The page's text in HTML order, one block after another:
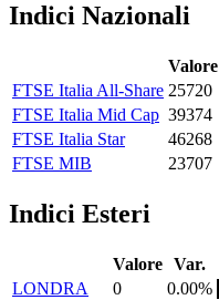
Indici Nazionali
Valore
FTSE Italia All-Share 25720
FTSE Italia Mid Cap 39374
FTSE Italia Star
46268
FTSE MIB
23707
Indici Esteri
Valore Var.
LONDRA
0
0.00%